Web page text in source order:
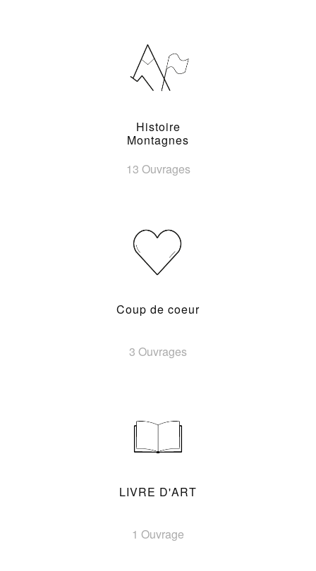
Histoire
Montagnes
13 Ouvrages
Coup de coeur
3 Ouvrages
LIVRE D'ART
1 Ouvrage